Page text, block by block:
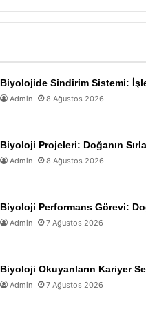
Biyolojide Sindirim Sistemi:
Admin 8 Ağustos 2026
Biyoloji Projeleri: Doğanın
Admin 8 Ağustos 2026
Biyoloji Performans Görevi:
Admin 7 Ağustos 2026
Biyoloji Okuyanların Kariyer
Admin 7 Ağustos 2026